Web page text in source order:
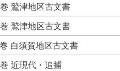
鷲津地区古文書
鷲津地区古文書
白須賀地区古文書
近現代・追捕